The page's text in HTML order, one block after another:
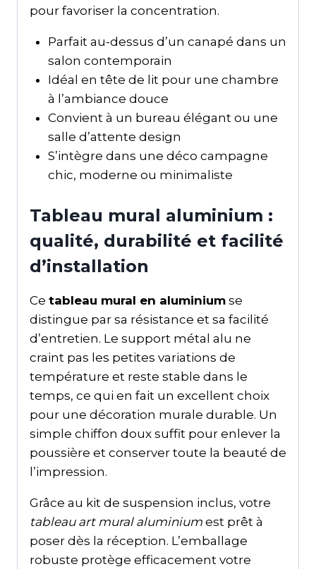
pour favoriser la concentration.
Parfait au-dessus d’un canapé dans un
salon contemporain
Idéal en tête de lit pour une chambre
à l’ambiance douce
Convient à un bureau élégant ou une
salle d’attente design
S’intègre dans une déco campagne
chic, moderne ou minimaliste
Tableau mural aluminium :
qualité, durabilité et facilité
d’installation
Ce tableau mural en aluminium se
distingue par sa résistance et sa facilité
d’entretien. Le support métal alu ne
craint pas les petites variations de
température et reste stable dans le
temps, ce qui en fait un excellent choix
pour une décoration murale durable. Un
simple chiffon doux suffit pour enlever la
poussière et conserver toute la beauté de
l’impression.
Grâce au kit de suspension inclus, votre
tableau art mural aluminium est prêt à
poser dès la réception. L’emballage
robuste protège efficacement votre